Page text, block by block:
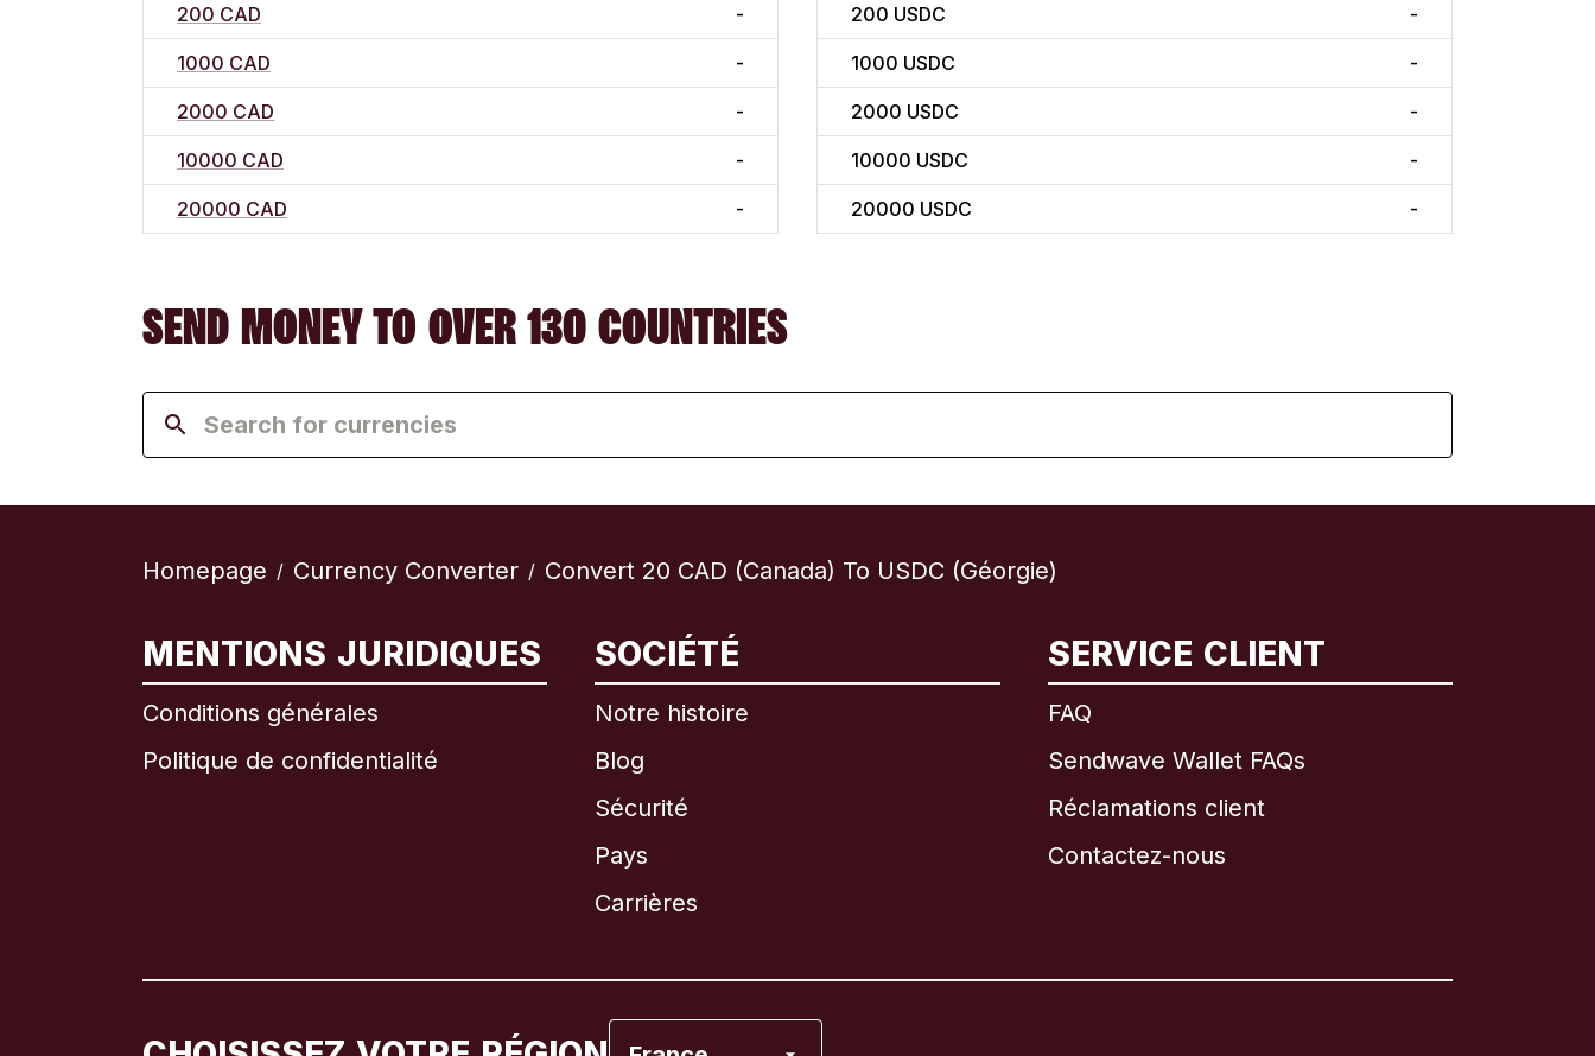
200 CAD -
1000 CAD -
2000 CAD -
10000 CAD -
20000 CAD -
200 USDC -
1000 USDC -
2000 USDC -
10000 USDC -
20000 USDC -
SEND MONEY TO OVER 130 COUNTRIES
Homepage / Currency Converter / Convert 20 CAD (Canada) To USDC (Géorgie)
MENTIONS JURIDIQUES
Conditions générales
Politique de confidentialité
SOCIÉTÉ
Notre histoire
Blog
Sécurité
Pays
Carrières
SERVICE CLIENT
FAQ
Sendwave Wallet FAQs
Réclamations client
Contactez-nous
International English
Brésil